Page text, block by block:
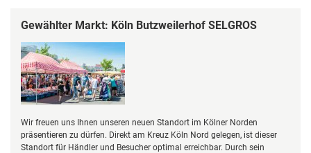
Gewählter Markt: Köln Butzweilerhof SELGROS
Wir freuen uns Ihnen unseren neuen Standort im Kölner Norden
präsentieren zu dürfen. Direkt am Kreuz Köln Nord gelegen, ist dieser
Standort für Händler und Besucher optimal erreichbar. Durch sein